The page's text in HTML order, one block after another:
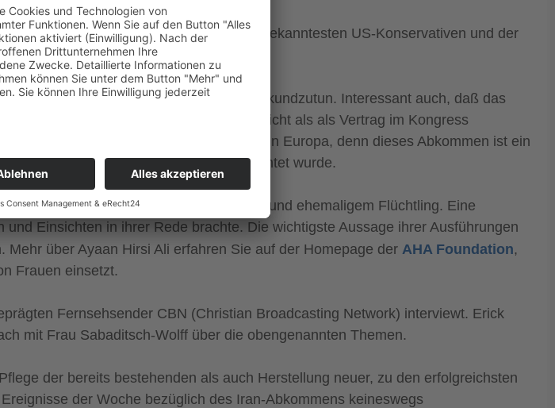
an der über zwei Dutzend der bekanntesten US-Konservativen und der
Sie bitte hier:Americanthinker
und Ablehnung zu dem Abkommen kundzutun. Interessant auch, daß das
aber durch einen legistischen Trick nicht als als Vertrag im Kongress
betrifft; folgenreich aber auch für uns in Europa, denn dieses Abkommen ist ein
Analysten im Zuge der Konferenz berichtet wurde.
, der Autorin von mittlerweile vier Büchern und ehemaligem Flüchtling. Eine
Einsichten in ihrer Rede brachte. Die wichtigste Aussage ihrer Ausführungen
über Ayaan Hirsi Ali erfahren Sie auf der Homepage der AHA Foundation,
Frauen einsetzt.
Fernsehsender CBN (Christian Broadcasting Network) interviewt. Erick
mit Frau Sabaditsch-Wolff über die obengenannten Themen.
der bereits bestehenden als auch Herstellung neuer, zu den erfolgreichsten
der Woche bezüglich des Iran-Abkommens keineswegs